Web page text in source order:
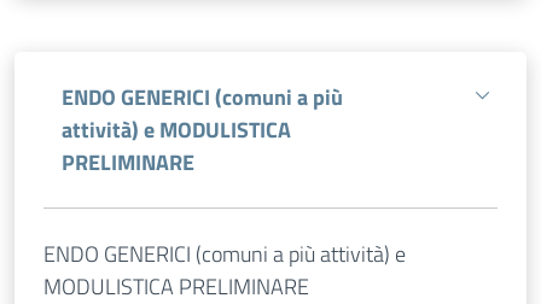
ENDO GENERICI (comuni a più
attività) e MODULISTICA
PRELIMINARE
ENDO GENERICI (comuni a più attività) e
MODULISTICA PRELIMINARE